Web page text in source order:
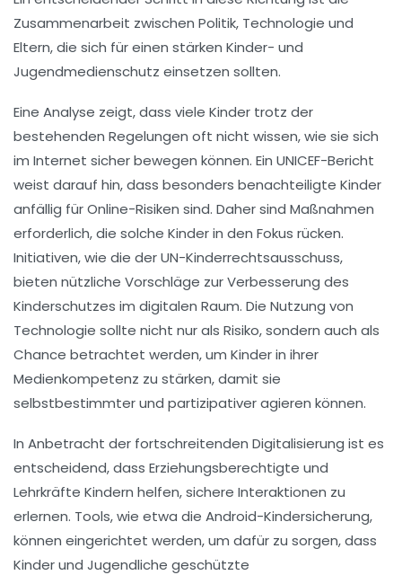
Zusammenarbeit zwischen Politik, Technologie und
Eltern, die sich füreinen stärken Kinder- und
Jugendmedienschutz einsetzen sollten.
Eine Analyse zeigt, dass viele Kinder trotz der
bestehenden Regelungen oft nicht wissen, wie sie sich
im Internet sicher bewegen können. Ein UNICEF-Bericht
weist darauf hin, dass besonders benachteiligte Kinder
anfällig fürOnline-Risiken sind. Daher sind Maßnahmen
erforderlich, die solche Kinder in den Fokus rücken.
Initiativen, wie die derUN-Kinderrechtsausschuss,
bieten nützliche Vorschläge zur Verbesserung des
Kinderschutzes im digitalen Raum. Die Nutzung von
Technologie sollte nicht nur als Risiko, sondern auch als
Chance betrachtet werden, um Kinder in ihrer
Medienkompetenz zu stärken, damit sie
selbstbestimmterund partizipativeragieren können.
In Anbetracht der fortschreitenden Digitalisierung ist es
entscheidend, dass Erziehungsberechtigte und
Lehrkräfte Kindern helfen, sichere Interaktionen zu
erlernen. Tools, wie etwa die Android-Kindersicherung,
können eingerichtet werden, um dafür zu sorgen, dass
Kinder und Jugendliche geschützte